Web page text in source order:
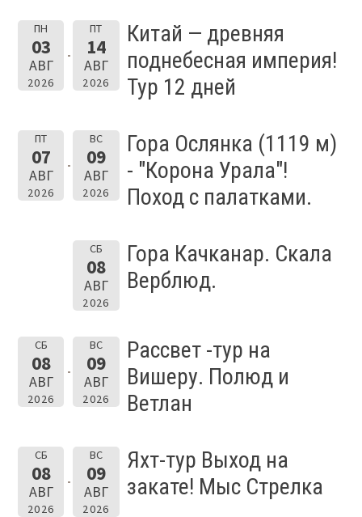
ПН
03
АВГ
2026
ПТ
14
АВГ
2026
Китай — древняя
поднебесная империя!
Тур 12 дней
ПТ
07
АВГ
2026
ВС
09
АВГ
2026
Гора Ослянка (1119 м)
- "Корона Урала"!
Поход с палатками.
СБ
08
АВГ
2026
Гора Качканар. Скала
Верблюд.
СБ
08
АВГ
2026
ВС
09
АВГ
2026
Рассвет -тур на
Вишеру. Полюд и
Ветлан
СБ
08
АВГ
2026
ВС
09
АВГ
2026
Яхт-тур Выход на
закате! Мыс Стрелка